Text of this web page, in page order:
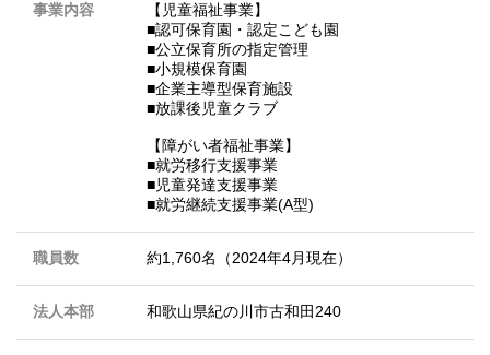
事業内容
【児童福祉事業】
■認可保育園・認定こども園
■公立保育所の指定管理
■小規模保育園
■企業主導型保育施設
■放課後児童クラブ
【障がい者福祉事業】
■就労移行支援事業
■児童発達支援事業
■就労継続支援事業(A型)
職員数 約1,760名（2024年4月現在）
法人本部 和歌山県紀の川市古和田240